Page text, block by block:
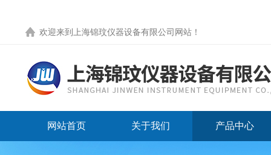
欢迎来到 上海锦玟仪器设备有限公司网站 ！
网站首页 关于我们 产品中心